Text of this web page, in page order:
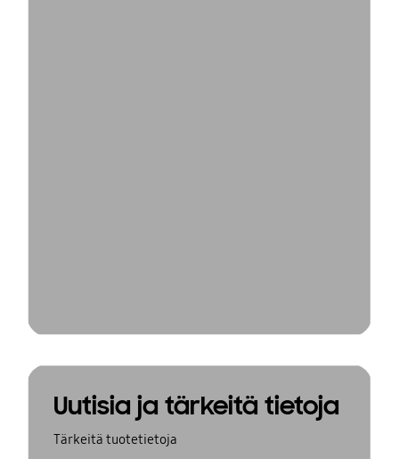
Uutisia ja tärkeitä tietoja
Tärkeitä tuotetietoja